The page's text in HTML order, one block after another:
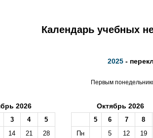
Календарь учебных
2025 -
Первым
2026
3 4
5
14 21
28
Октябрь 2026
5 6 7
8
Пн
5 12
19